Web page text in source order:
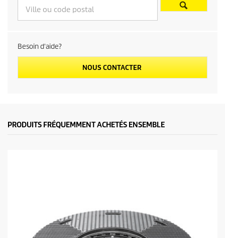
Besoin d'aide?
NOUS CONTACTER
PRODUITS FRÉQUEMMENT ACHETÉS ENSEMBLE